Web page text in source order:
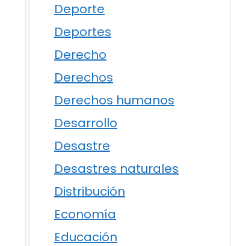
Deporte
Deportes
Derecho
Derechos
Derechos humanos
Desarrollo
Desastre
Desastres naturales
Distribución
Economía
Educación